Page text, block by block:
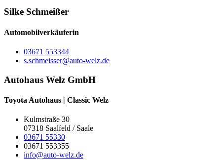
Silke Schmeißer
Automobilverkäuferin
03671 553344
s.schmeisser@auto-welz.de
Autohaus Welz GmbH
Toyota Autohaus | Classic Welz
Kulmstraße 30
07318 Saalfeld / Saale
03671 55330
03671 553355
info@auto-welz.de